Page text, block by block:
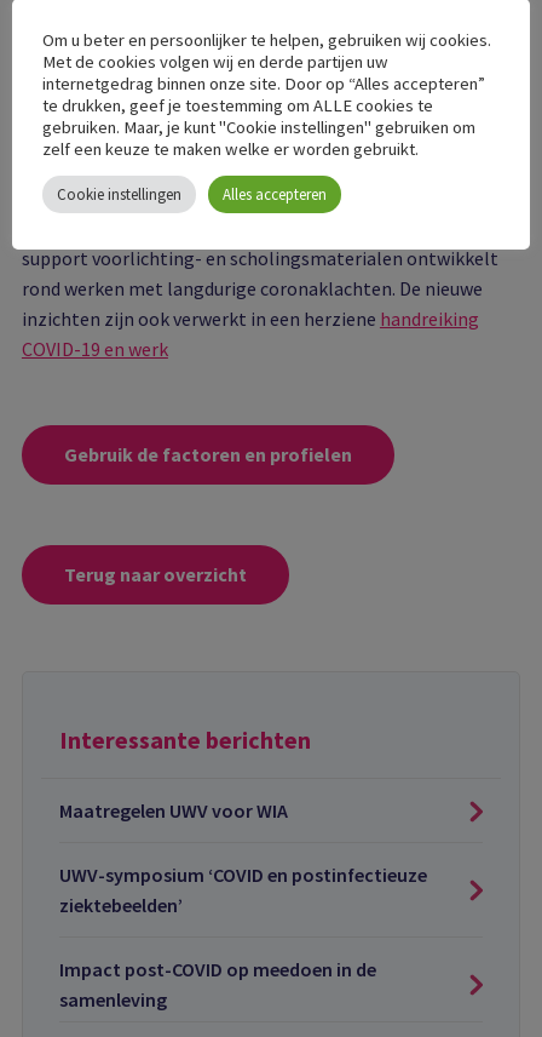
kortlopend onderzoek van acht maanden. Het onderzoek
bestaat uit zowel kwalitatief als kwantitatief (cijfermatig)
onderzoek. Na de zomer worden de resultaten van het
kwantitatieve onderzoek verwacht.
COVWORKS maakt deel uit van het programma COVID-19 en
support voorlichting- en scholingsmaterialen ontwikkelt
rond werken met langdurige coronaklachten. De nieuwe
inzichten zijn ook verwerkt in een herziene handreiking
COVID-19 en werk
Gebruik de factoren en profielen
Terug naar overzicht
Interessante berichten
Maatregelen UWV voor WIA
UWV-symposium ‘COVID en postinfectieuze
ziektebeelden’
Impact post-COVID op meedoen in de
samenleving
Om u beter en persoonlijker te helpen, gebruiken wij cookies.
Met de cookies volgen wij en derde partijen uw
internetgedrag binnen onze site. Door op “Alles accepteren”
te drukken, geef je toestemming om ALLE cookies te
gebruiken. Maar, je kunt "Cookie instellingen" gebruiken om
zelf een keuze te maken welke er worden gebruikt.
Cookie instellingen Alles accepteren